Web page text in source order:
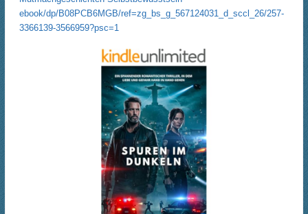
ebook/dp/B08PCB6MGB/ref=zg_bs_g_567124031_d_sccl_26/257-
3366139-3566959?psc=1